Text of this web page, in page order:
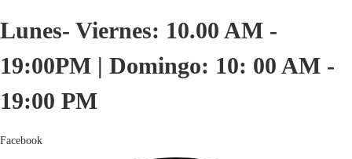
Lunes- Viernes: 10.00 AM -
19:00PM | Domingo: 10: 00 AM -
19:00 PM
Facebook